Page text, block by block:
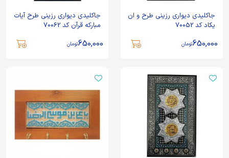
جاکلیدی دیواری رزینی طرح و ان
یکاد کد 70052
650,000تومان
جاکلیدی دیواری رزینی طرح آیات
مبارکه قرآن کد 70062
650,000تومان